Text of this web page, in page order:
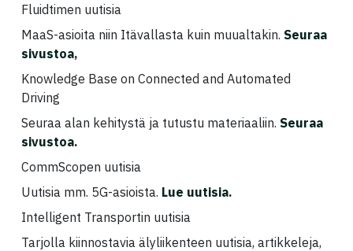
Fluidtimen uutisia
MaaS-asioita niin Itävallasta kuin muualtakin. Seuraa
sivustoa,
Knowledge Base on Connected and Automated
Driving
Seuraa alan kehitystä ja tutustu materiaaliin. Seuraa
sivustoa.
CommScopen uutisia
Uutisia mm. 5G-asioista. Lue uutisia.
Intelligent Transportin uutisia
Tarjolla kiinnostavia älyliikenteen uutisia, artikkeleja,